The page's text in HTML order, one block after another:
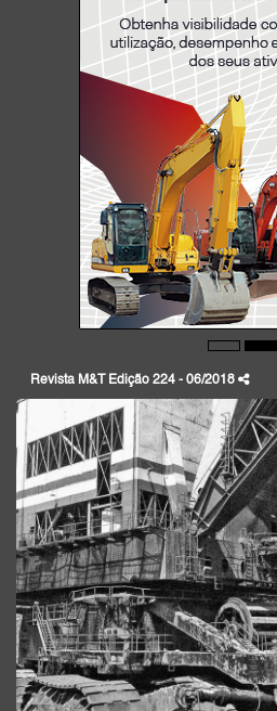
Revista M&T Edição 224 - 06/2018